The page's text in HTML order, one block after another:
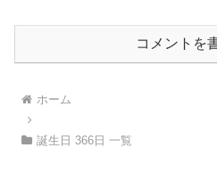
コメントを
ホーム
誕生日 366日 一覧